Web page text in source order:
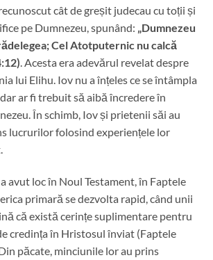
cât de greșit judecau cu toții și
pe Dumnezeu, spunând: „Dumnezeu
Cel Atotputernic nu calcă
. Acesta era adevărul revelat despre
lui Elihu. Iov nu a înțeles ce se întâmpla
ar fi trebuit să aibă încredere în
În schimb, Iov și prietenii săi au
lucrurilor folosind experiențele lor
avut loc în Noul Testament, în Faptele
primară se dezvolta rapid, când unii
că există cerințe suplimentare pentru
credința în Hristosul înviat (Faptele
păcate, minciunile lor au prins